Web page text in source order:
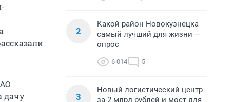
дачу
2
Какой район Новокузнецка
самый лучший для жизни —
опрос
6 014 5
3
Новый логистический центр
за 2 млрд рублей и мост для